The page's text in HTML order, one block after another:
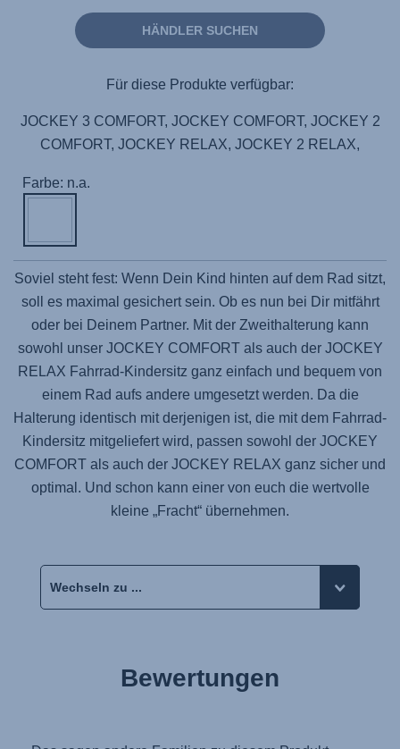
HÄNDLER SUCHEN
Für diese Produkte verfügbar:
JOCKEY 3 COMFORT, JOCKEY COMFORT, JOCKEY 2
COMFORT, JOCKEY RELAX, JOCKEY 2 RELAX,
Farbe: n.a.
Soviel steht fest: Wenn Dein Kind hinten auf dem Rad sitzt,
soll es maximal gesichert sein. Ob es nun bei Dir mitfährt
oder bei Deinem Partner. Mit der Zweithalterung kann
sowohl unser JOCKEY COMFORT als auch der JOCKEY
RELAX Fahrrad-Kindersitz ganz einfach und bequem von
einem Rad aufs andere umgesetzt werden. Da die
Halterung identisch mit derjenigen ist, die mit dem Fahrrad-
Kindersitz mitgeliefert wird, passen sowohl der JOCKEY
COMFORT als auch der JOCKEY RELAX ganz sicher und
optimal. Und schon kann einer von euch die wertvolle
kleine „Fracht“ übernehmen.
Bewertungen